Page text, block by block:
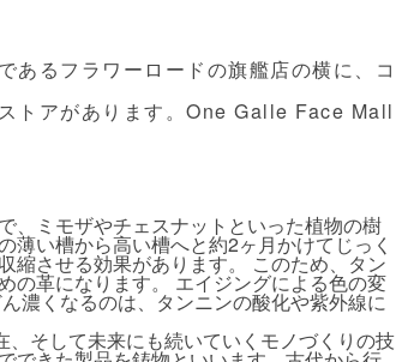
あるフラワーロードの旗艦店の横に、コ
トアがあります。One Galle Face Mall
、ミモザやチェスナットといった植物の樹
薄い槽から高い槽へと約2ヶ月かけてじっく
縮させる効果があります。 このため、タン
の革になります。 エイジングによる色の変
濃くなるのは、タンニンの酸化や紫外線に
そして未来にも続いていくモノづくりの技